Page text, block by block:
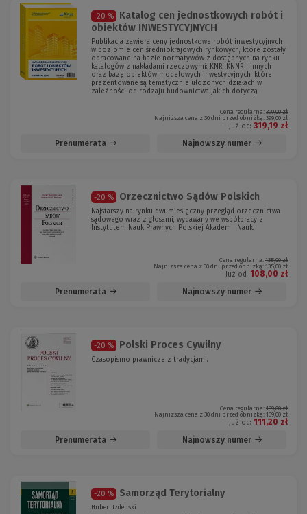
-20 %
Katalog cen jednostkowych robót i
obiektów INWESTYCYJNYCH
Publikacja zawiera ceny jednostkowe robót inwestycyjnych
w poziomie cen średniokrajowych rynkowych, które zostały
opracowane na bazie normatywów z dostępnych na rynku
katalogów z nakładami rzeczowymi: KNR; KNNR i innych
oraz bazę obiektów modelowych inwestycyjnych, które
prezentowane są tematycznie ułożonych działach w
zależności od rodzaju budownictwa jakich dotyczą.
Cena regularna: 399,00 zł
Najniższa cena z 30 dni przed obniżką: 399,00 zł
Już od: 319,19 zł
Prenumerata
Najnowszy numer
-20 % Orzecznictwo Sądów Polskich
Najstarszy na rynku dwumiesięczny przegląd orzecznictwa
sądowego wraz z glosami, wydawany we współpracy z
Instytutem Nauk Prawnych Polskiej Akademii Nauk.
Cena regularna: 135,00 zł
Najniższa cena z 30 dni przed obniżką: 135,00 zł
Już od: 108,00 zł
Prenumerata
Najnowszy numer
-20 % Polski Proces Cywilny
Czasopismo prawnicze z tradycjami.
Cena regularna: 139,00 zł
Najniższa cena z 30 dni przed obniżką: 139,00 zł
Już od: 111,20 zł
Prenumerata
Najnowszy numer
-20 % Samorząd Terytorialny
Hubert Izdebski